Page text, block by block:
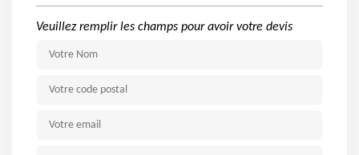
Veuillez remplir les champs pour avoir votre devis